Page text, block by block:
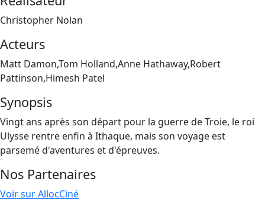
Christopher Nolan
Acteurs
Matt Damon,Tom Holland,Anne Hathaway,Robert
Pattinson,Himesh Patel
Synopsis
Vingt ans après son départ pour la guerre de Troie, le roi
Ulysse rentre enfin à Ithaque, mais son voyage est
parsemé d'aventures et d'épreuves.
Nos Partenaires
Voir sur AllocCiné